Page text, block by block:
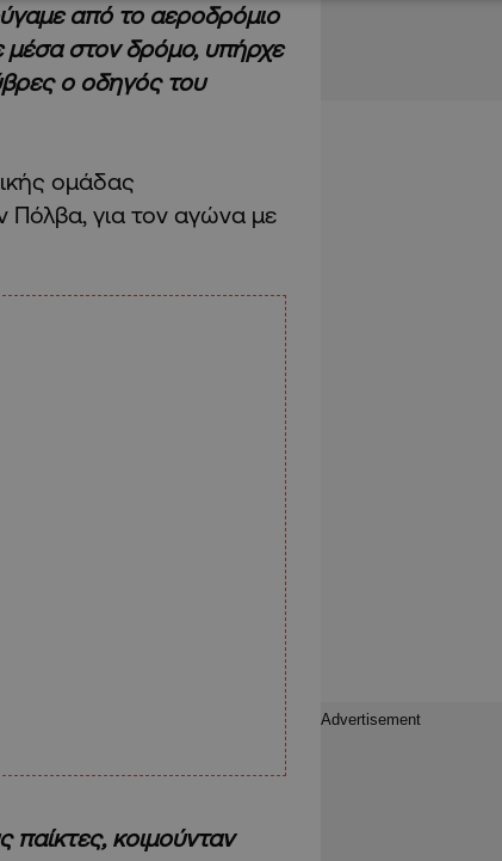
από το αεροδρόμιο
μέσα στον δρόμο, υπήρχε
ο οδηγός του
ομάδας
Πόλβα, για τον αγώνα με
παίκτες, κοιμούνταν